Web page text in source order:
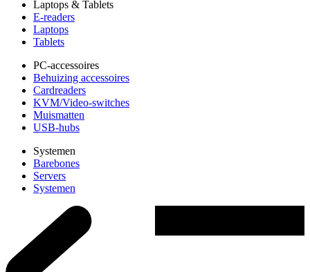
Laptops & Tablets
E-readers
Laptops
Tablets
PC-accessoires
Behuizing accessoires
Cardreaders
KVM/Video-switches
Muismatten
USB-hubs
Systemen
Barebones
Servers
Systemen